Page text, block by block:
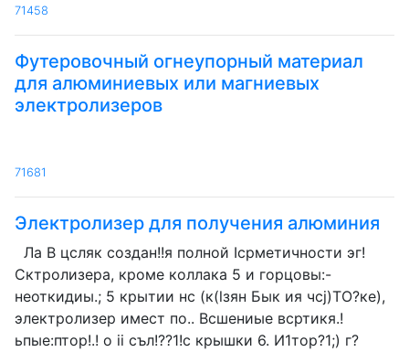
71458
Футеровочный огнеупорный материал
для алюминиевых или магниевых
электролизеров
71681
Электролизер для получения алюминия
Ла В цсляк создан!!я полной Icрметичности эг!
Сктролизера, кроме коллака 5 и горцовы:-
неоткидиы.; 5 крытии нс (к(lзян Бык ия чсj)TO?ке),
электролизер имест по.. Всшениые всртикя.!
ьпые:птор!.! о ii съл!??1!с крышки 6. И1тор?1;) г?